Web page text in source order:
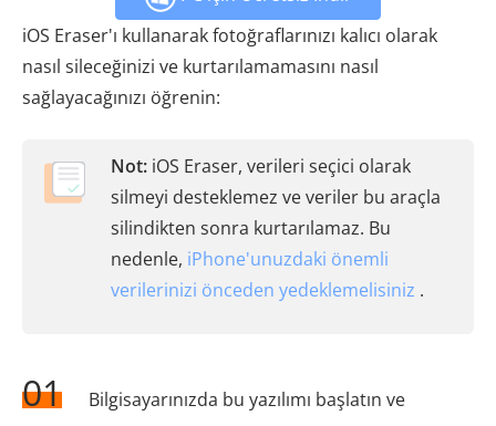
iOS Eraser'ı kullanarak fotoğraflarınızı kalıcı olarak
nasıl sileceğinizi ve kurtarılamamasını nasıl
sağlayacağınızı öğrenin:
Not: iOS Eraser, verileri seçici olarak
silmeyi desteklemez ve veriler bu araçla
silindikten sonra kurtarılamaz. Bu
nedenle, iPhone'unuzdaki önemli
verilerinizi önceden yedeklemelisiniz .
01
Bilgisayarınızda bu yazılımı başlatın ve